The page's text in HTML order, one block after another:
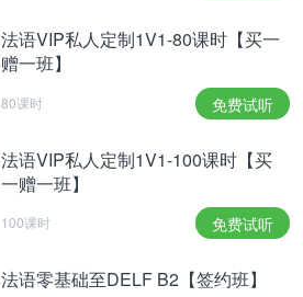
法语VIP私人定制1V1-80课时【买一
赠一班】
80课时 免费试听
法语VIP私人定制1V1-100课时【买
一赠一班】
100课时 免费试听
法语零基础至DELF B2【签约班】